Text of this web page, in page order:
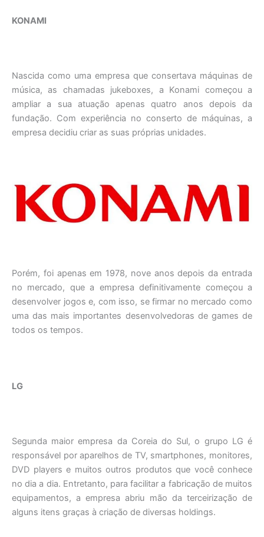
KONAMI
Nascida como uma empresa que consertava máquinas de
música, as chamadas jukeboxes, a Konami começou a
ampliar a sua atuação apenas quatro anos depois da
fundação. Com experiência no conserto de máquinas, a
empresa decidiu criar as suas próprias unidades.
Porém, foi apenas em 1978, nove anos depois da entrada
no mercado, que a empresa definitivamente começou a
desenvolver jogos e, com isso, se firmar no mercado como
uma das mais importantes desenvolvedoras de games de
todos os tempos.
LG
Segunda maior empresa da Coreia do Sul, o grupo LG é
responsável por aparelhos de TV, smartphones, monitores,
DVD players e muitos outros produtos que você conhece
no dia a dia. Entretanto, para facilitar a fabricação de muitos
equipamentos, a empresa abriu mão da terceirização de
alguns itens graças à criação de diversas holdings.